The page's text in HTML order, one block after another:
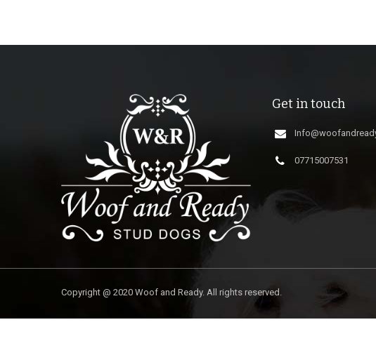
Get in touch
07715007531
Copyright @ 2020 Woof and Ready. All rights reserved.